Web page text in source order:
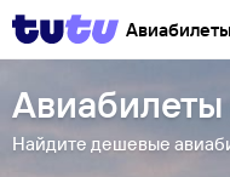
Авиабилеты
Авиабилеты
Найдите дешевые